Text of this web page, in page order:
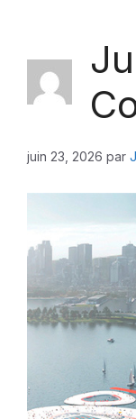
juin 23, 2026 par